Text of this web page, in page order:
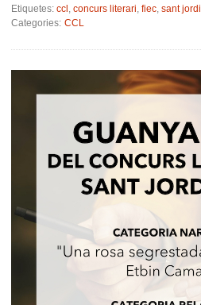
Etiquetes: ccl , concurs literari, fiec, sant jordi
Categories: CCL